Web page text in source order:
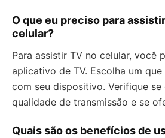
O que eu preciso para
celular?
Para assistir TV no celular, você
aplicativo de TV. Escolha um
com seu dispositivo. Verifique se
qualidade de transmissão e se
Quais são os benefícios de